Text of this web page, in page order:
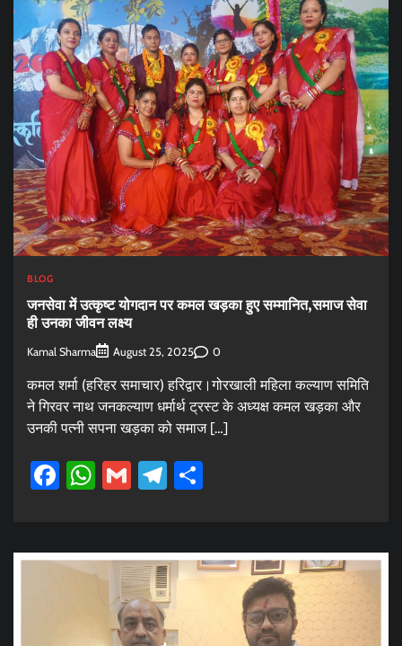
BLOG
जनसेवा में उत्कृष्ट योगदान पर कमल खड़का हुए सम्मानित,समाज सेवा
ही उनका जीवन लक्ष्य
Kamal Sharma August 25, 2025 0
कमल शर्मा (हरिहर समाचार) हरिद्वार।गोरखाली महिला कल्याण समिति
ने गिरवर नाथ जनकल्याण धर्मार्थ ट्रस्ट के अध्यक्ष कमल खड़का और
उनकी पत्नी सपना खड़का को समाज […]
Facebook
WhatsApp
GmailTelegram